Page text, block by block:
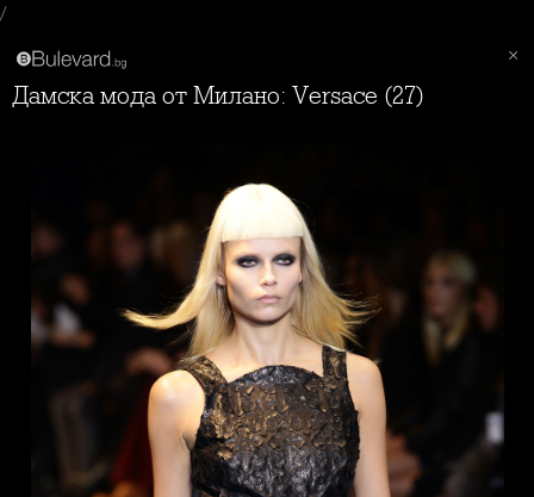
/
Дамска мода от Милано: Versace (27)